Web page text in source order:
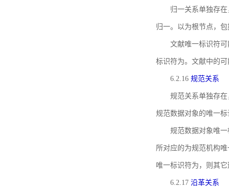
归一关系单独存
归一。以为根节点，
文献唯一标识符
标识符为。文献中的
6.2.16 规范关系
规范关系单独存
规范数据对象的唯一
规范数据对象唯一
所对应的为规范机构
唯一标识符为，则其
6.2.17 沿革关系